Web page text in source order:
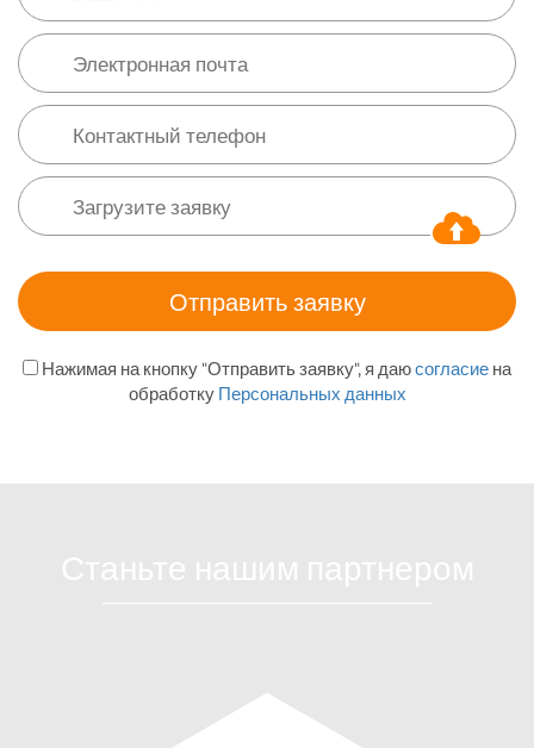
Нажимая на кнопку "Отправить заявку", я даюсогласие на
обработку Персональных данных